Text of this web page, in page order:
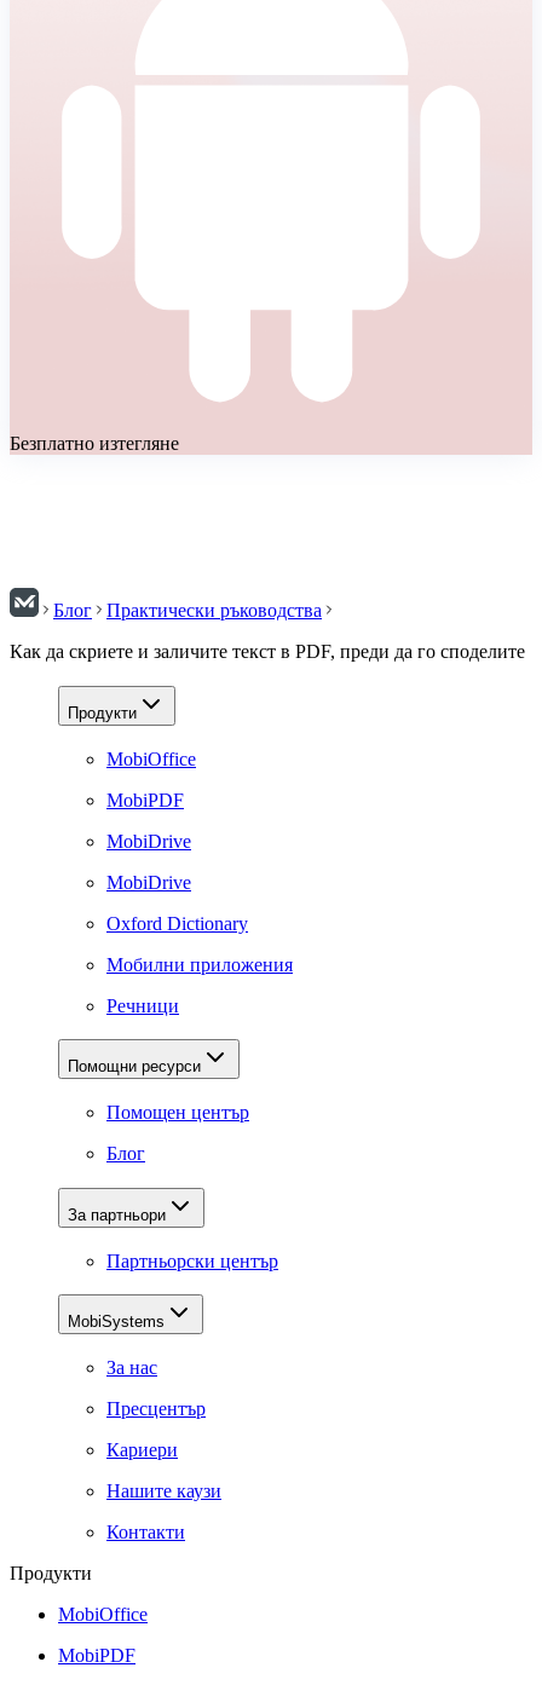
Безплатно изтегляне
Блог
Практически ръководства
Как да скриете и заличите текст в PDF, преди да го споделите
Продукти
MobiOffice
MobiPDF
MobiDrive
MobiDrive
Oxford Dictionary
Мобилни приложения
Речници
Помощни ресурси
Помощен център
Блог
За партньори
Партньорски център
MobiSystems
За нас
Пресцентър
Кариери
Нашите каузи
Контакти
Продукти
MobiOffice
MobiPDF